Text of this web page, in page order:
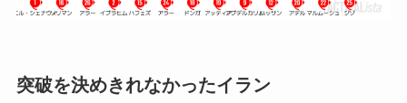
突破を決めきれなかったイラン